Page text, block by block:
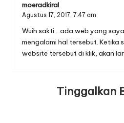
moeradkiral
Agustus 17, 2017, 7:47 am
Wuih sakti….ada web yang
mengalami hal tersebut. Ketika
website tersebut di klik, akan
Tinggalkan